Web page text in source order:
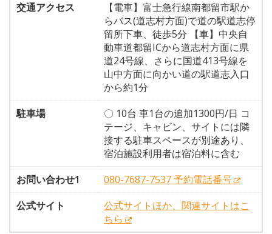
交通アクセス
【電車】富士急行線南都留市駅か
らバス(道志村方面)で道の駅道志停
留所下車、徒歩5分 【車】中央自
動車道都留ICから道志村方面に県
道24号線、さらに国道413号線を
山中方面に向かい道の駅道志入口
から約1分
駐車場
〇 10台 車1台の追加1300円/日 コ
テージ、キャビン、サイトには隣
接する駐車スペースが別途あり、
宿泊施設利用者は宿泊料に含む
お問い合わせ1
080-7687-7537 予約電話番号
公式サイト
公式サイトほか、関連サイトはこ
ちら